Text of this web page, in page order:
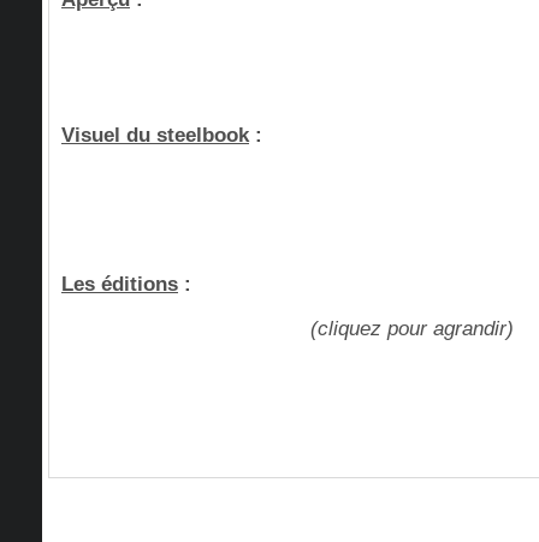
Visuel du steelbook:
Les éditions :
(cliquez pour agrandir)